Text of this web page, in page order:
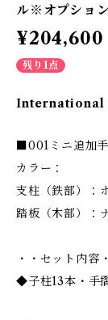
ル※オプション
¥204,600
残り1点
International
■001ミニ追加
カラー：
支柱（鉄部）：
踏板（木部）：
・・セット内容
◆子柱13本・手